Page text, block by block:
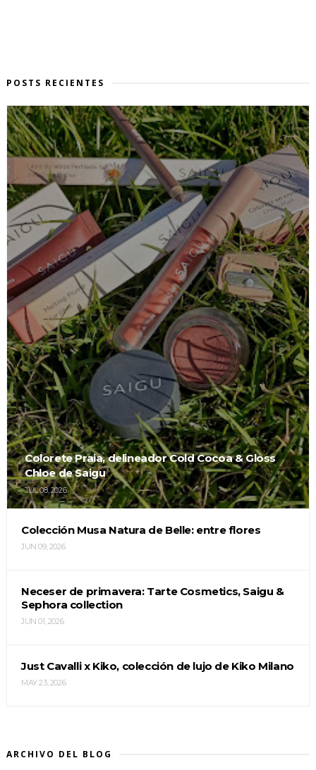
POSTS RECIENTES
Colorete Praia, delineador Cold Cocoa & Gloss
Chloe de Saigu
JUL 08, 2026
Colección Musa Natura de Belle: entre flores
JUN 09, 2026
Neceser de primavera: Tarte Cosmetics, Saigu &
Sephora collection
JUN 01, 2026
Just Cavalli x Kiko, colección de lujo de Kiko Milano
MAY 23, 2026
ARCHIVO DEL BLOG